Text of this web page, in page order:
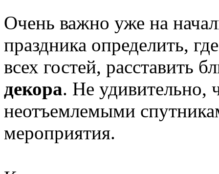
Очень важно уже на
праздника определить,
всех гостей, расставить
декора. Не удивительно,
неотъемлемыми
мероприятия.